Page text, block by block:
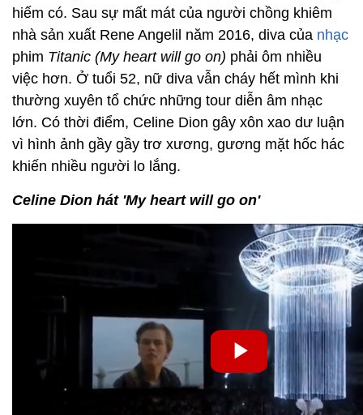
hiếm có. Sau sự mất mát của người chồng khiêm
nhà sản xuất Rene Angelil năm 2016, diva của nhạc
phim Titanic (My heart will go on) phải ôm nhiều
việc hơn. Ở tuổi 52, nữ diva vẫn cháy hết mình khi
thường xuyên tổ chức những tour diễn âm nhạc
lớn. Có thời điểm, Celine Dion gây xôn xao dư luận
vì hình ảnh gầy gầy trơ xương, gương mặt hốc hác
khiến nhiều người lo lắng.
Celine Dion hát 'My heart will go on'